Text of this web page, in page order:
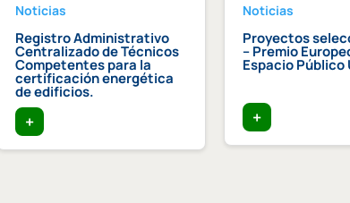
Noticias
Registro Administrativo
Centralizado de Técnicos
Competentes para la
certificación energética
de edificios.
+
Noticias
Proyectos
– Premio
Espacio Público
+